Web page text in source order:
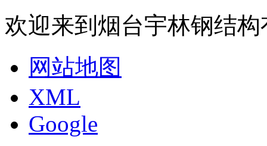
欢迎来到烟台宇林钢结
网站地图
XML
Google